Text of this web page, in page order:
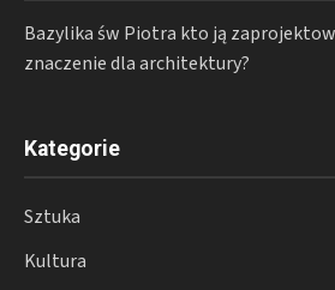
Bazylika św Piotra kto ją
znaczenie dla architektury?
Kategorie
Sztuka
Kultura